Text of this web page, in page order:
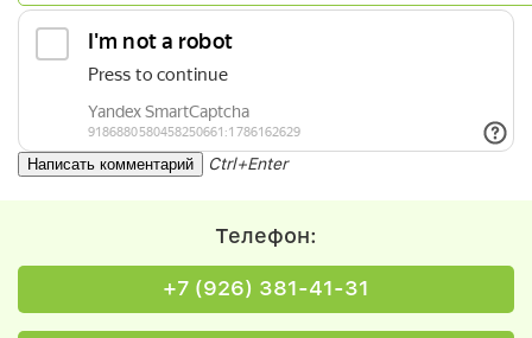
Ctrl+Enter
Телефон:
+7 (926) 381-41-31